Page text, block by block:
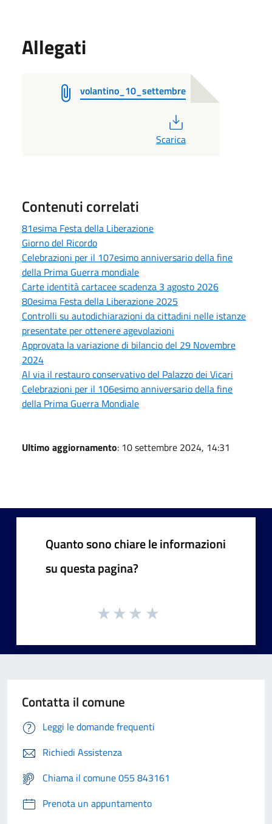
Allegati
volantino_10_settembre
Scarica
Contenuti correlati
81esima Festa della Liberazione
Giorno del Ricordo
Celebrazioni per il 107esimo anniversario della fine
della Prima Guerra mondiale
Carte identità cartacee scadenza 3 agosto 2026
80esima Festa della Liberazione 2025
Controlli su autodichiarazioni da cittadini nelle istanze
presentate per ottenere agevolazioni
Approvata la variazione di bilancio del 29 Novembre
2024
Al via il restauro conservativo del Palazzo dei Vicari
Celebrazioni per il 106esimo anniversario della fine
della Prima Guerra Mondiale
Ultimo aggiornamento: 10 settembre 2024, 14:31
Quanto sono chiare le informazioni
su questa pagina?
Contatta il comune
Leggi le domande frequenti
Richiedi Assistenza
Chiama il comune 055 843161
Prenota un appuntamento